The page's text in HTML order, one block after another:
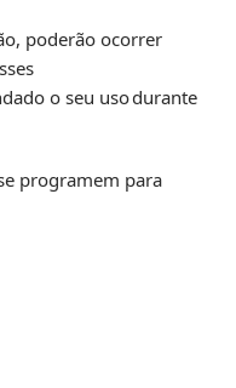
poderão ocorrer
o seu uso durante
programem para